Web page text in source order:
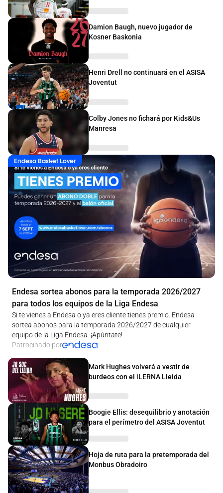
Damion Baugh, nuevo jugador de
Kosner Baskonia
Henri Drell no continuará en el ASISA
Joventut
Colby Jones no fichará por Kids&Us
Manresa
Endesa Basket Lover
Endesa sortea abonos para la temporada 2026/2027
para todos los equipos de la Liga Endesa
Si te vienes a Endesa o ya eres cliente tienes premio. Endesa
sortea abonos para la temporada 2026/2027 de cualquier
equipo de la Liga Endesa. ¡Apúntate!
Patrocinado por
Mark Hughes volverá a vestir de
burdeos con el iLERNA Lleida
Boogie Ellis: desequilibrio y anotación
para el perímetro del ASISA Joventut
Hoja de ruta para la pretemporada del
Monbus Obradoiro